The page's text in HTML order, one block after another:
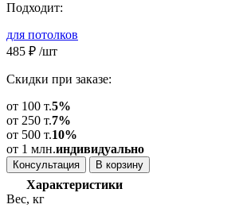
Подходит:
для потолков
485 ₽ /шт
Скидки при заказе:
от 100 т.5%
от 250 т.7%
от 500 т.10%
от 1 млн.индивидуально
Консультация В корзину
Характеристики
Вес, кг